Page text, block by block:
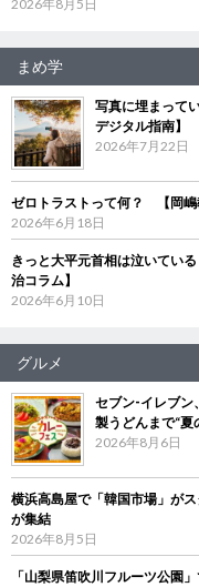
2026年8月5日
まめ学
写真に埋まって
デジタル指南】
2026年7月22日
ゼロトラストって何？ 【岡嶋
2026年6月18日
きっと大平元首相は泣いてい
治コラム】
2026年6月10日
グルメ
セブン‐イレブ
製うどんまで“夏
2026年8月6日
横浜高島屋で「韓国市場」が
が集結
2026年8月5日
「山梨県笛吹川フルーツ公園